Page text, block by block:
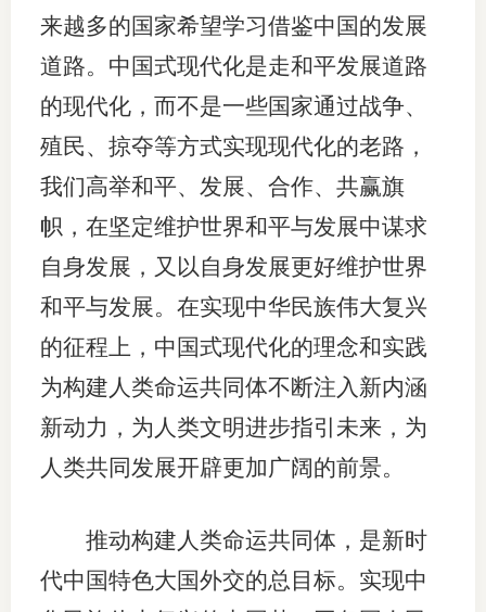
来越多的国家希望学习借鉴中国的发展
道路。中国式现代化是走和平发展道路
的现代化，而不是一些国家通过战争、
殖民、掠夺等方式实现现代化的老路，
我们高举和平、发展、合作、共赢旗
帜，在坚定维护世界和平与发展中谋求
自身发展，又以自身发展更好维护世界
和平与发展。在实现中华民族伟大复兴
的征程上，中国式现代化的理念和实践
为构建人类命运共同体不断注入新内涵
新动力，为人类文明进步指引未来，为
人类共同发展开辟更加广阔的前景。
推动构建人类命运共同体，是新时
代中国特色大国外交的总目标。实现中